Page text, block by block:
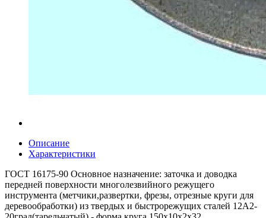
Описание
Характеристики
ГОСТ 16175-90 Основное назначение: заточка и доводка
передней поверхности многолезвийного режущего
инструмента (метчики,развертки, фрезы, отрезные круги для
деревообработки) из твердых и быстрорежущих сталей 12А2-